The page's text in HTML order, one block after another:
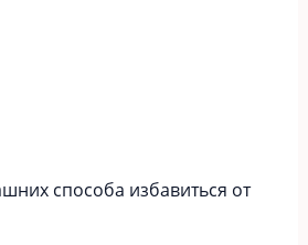
способа избавиться от